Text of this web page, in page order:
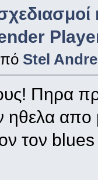
Stel Andre
Πηρα
ηθελα απο
τον